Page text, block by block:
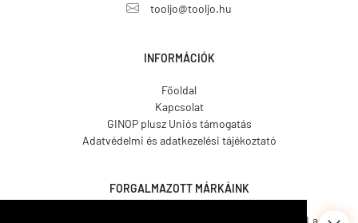
tooljo@tooljo.hu
INFORMÁCIÓK
Főoldal
Kapcsolat
GINOP plusz Uniós támogatás
Adatvédelmi és adatkezelési tájékoztató
FORGALMAZOTT MÁRKÁINK